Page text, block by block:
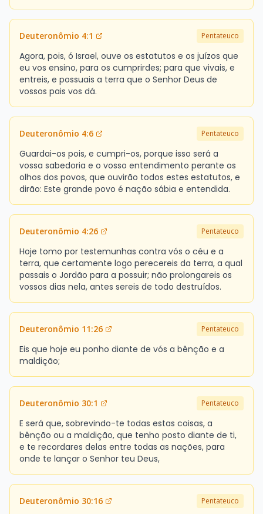
Deuteronômio 4:1 Pentateuco
Agora, pois, ó Israel, ouve os estatutos e os juízos que
eu vos ensino, para os cumprirdes; para que vivais, e
entreis, e possuais a terra que o Senhor Deus de
vossos pais vos dá.
Deuteronômio 4:6 Pentateuco
Guardai-os pois, e cumpri-os, porque isso será a
vossa sabedoria e o vosso entendimento perante os
olhos dos povos, que ouvirão todos estes estatutos, e
dirão: Este grande povo é nação sábia e entendida.
Deuteronômio 4:26 Pentateuco
Hoje tomo por testemunhas contra vós o céu e a
terra, que certamente logo perecereis da terra, a qual
passais o Jordão para a possuir; não prolongareis os
vossos dias nela, antes sereis de todo destruídos.
Deuteronômio 11:26 Pentateuco
Eis que hoje eu ponho diante de vós a bênção e a
maldição;
Deuteronômio 30:1 Pentateuco
E será que, sobrevindo-te todas estas coisas, a
bênção ou a maldição, que tenho posto diante de ti,
e te recordares delas entre todas as nações, para
onde te lançar o Senhor teu Deus,
Deuteronômio 30:16 Pentateuco